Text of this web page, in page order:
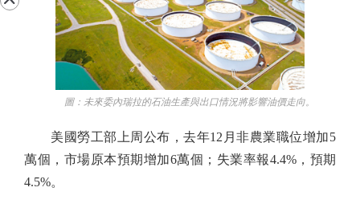
圖：未來委內瑞拉的石油生產與出口情況將影響油價走向。
美國勞工部上周公布，去年12月非農業職位增加5
萬個，市場原本預期增加6萬個；失業率報4.4%，預期
4.5%。